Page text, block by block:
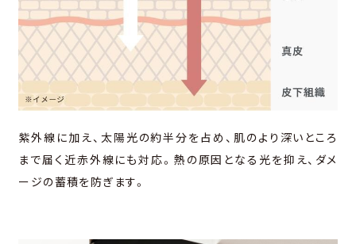
紫外線に加え、太陽光の約半分を占め、肌のより深いところ
まで届く近⾚外線にも対応。熱の原因となる光を抑え、ダメ
ージの蓄積を防ぎます。